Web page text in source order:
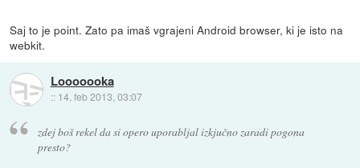
Saj to je point. Zato pa imaš vgrajeni Android browser, ki je isto na
webkit.
Looooooka
:: 14. feb 2013, 03:07
zdej boš rekel da si opero uporabljal izkjučno zaradi pogona
presto?